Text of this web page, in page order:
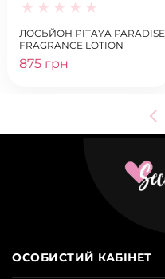
ЛОСЬЙОН PITAYA PARADISE
FRAGRANCE LOTION
875 грн
ОСОБИСТИЙ КАБІНЕТ